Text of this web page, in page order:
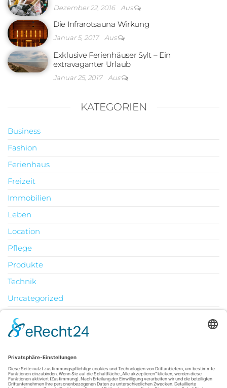
Dezember 22, 2016 Aus
Die Infrarotsauna Wirkung
Januar 5, 2017 Aus
Exklusive Ferienhäuser Sylt – Ein
extravaganter Urlaub
Januar 25, 2017 Aus
KATEGORIEN
Business
Fashion
Ferienhaus
Freizeit
Immobilien
Leben
Location
Pflege
Produkte
Technik
Uncategorized
M
D
1
2